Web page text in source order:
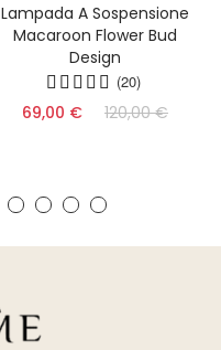
Lampada A Sospensione
Macaroon Flower Bud
Design
(20)
69,00 € 120,00 €